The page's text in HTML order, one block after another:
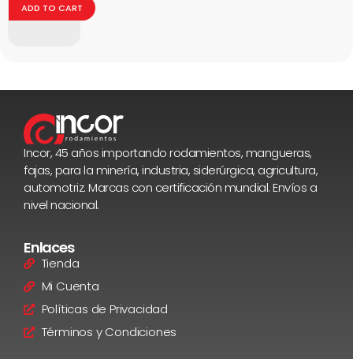
ADD TO CART
Incor, 45 años importando rodamientos, mangueras,
fajas, para la minería, industria, siderúrgica, agricultura,
automotriz. Marcas con certificación mundial. Envíos a
nivel nacional.
Enlaces
Tienda
Mi Cuenta
Políticas de Privacidad
Términos y Condiciones